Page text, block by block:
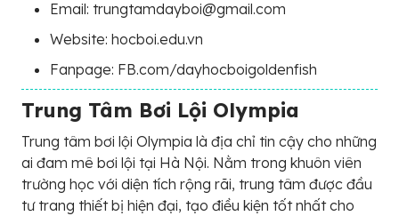
Email: trungtamdayboi@gmail.com
Website: hocboi.edu.vn
Fanpage: FB.com/dayhocboigoldenfish
Trung Tâm Bơi Lội Olympia
Trung tâm bơi lội Olympia là địa chỉ tin cậy cho những
ai đam mê bơi lội tại Hà Nội. Nằm trong khuôn viên
trường học với diện tích rộng rãi, trung tâm được đầu
tư trang thiết bị hiện đại, tạo điều kiện tốt nhất cho